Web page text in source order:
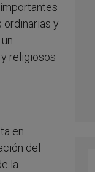
ordinarias y
religiosos
en
del
la